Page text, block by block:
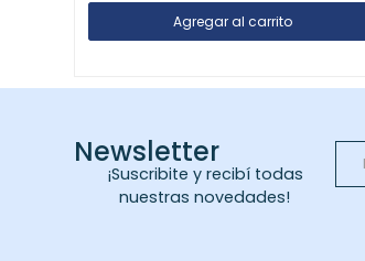
Newsletter
¡Suscribite y recibí todas
nuestras novedades!